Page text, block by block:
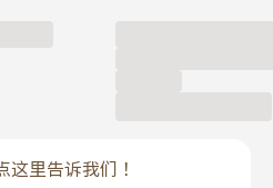
这里告诉我们！